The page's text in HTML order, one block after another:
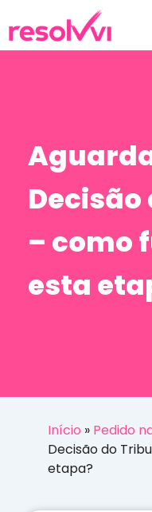
– como
esta
Início » Pedido
Decisão do
etapa?